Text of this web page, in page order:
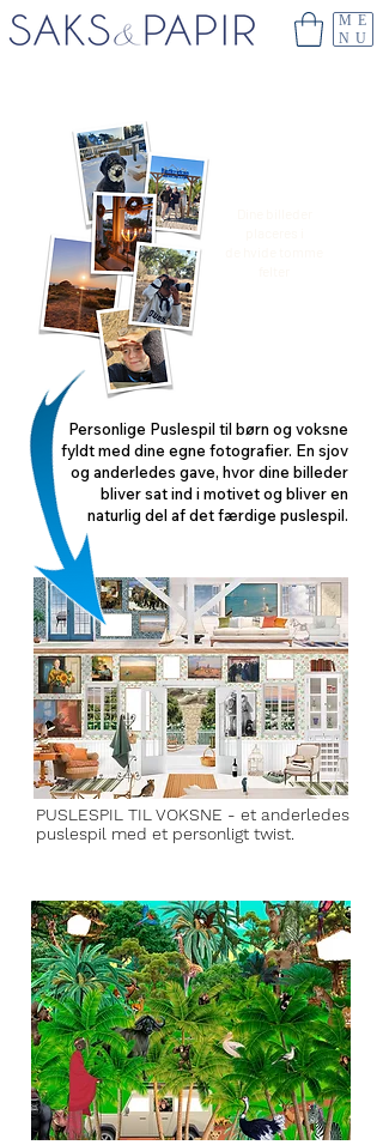
ME
NU
Personlige Puslespil til børn og voksne
fyldt med dine egne fotografier. En sjov
og anderledes gave, hvor dine billeder
bliver sat ind i motivet og bliver en
naturlig del af det færdige puslespil.
PUSLESPIL TIL VOKSNE - et anderledes
puslespil med et personligt twist.